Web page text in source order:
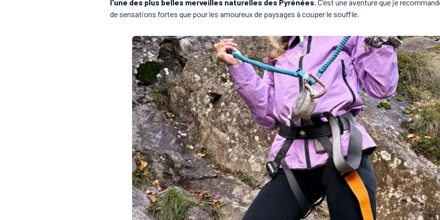
l'une des plus belles merveilles naturelles des Pyrénées. C'est une aventure que je
de sensations fortes que pour les amoureux de paysages à couper le souffle.